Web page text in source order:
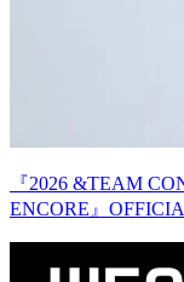
『2026 &TEAM
ENCORE』